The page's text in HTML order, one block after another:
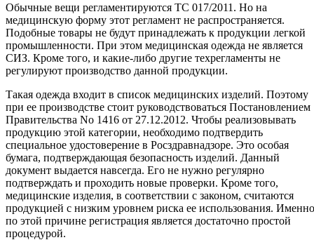
Обычные вещи регламентируются ТС 017/2011. Но на
медицинскую форму этот регламент не распространяется.
Подобные товары не будут принадлежать к продукции легкой
промышленности. При этом медицинская одежда не является
СИЗ. Кроме того, и какие-либо другие техрегламенты не
регулируют производство данной продукции.
Такая одежда входит в список медицинских изделий. Поэтому
при ее производстве стоит руководствоваться Постановлением
Правительства No 1416 от 27.12.2012. Чтобы реализовывать
продукцию этой категории, необходимо подтвердить
специальное удостоверение в Росздравнадзоре. Это особая
бумага, подтверждающая безопасность изделий. Данный
документ выдается навсегда. Его не нужно регулярно
подтверждать и проходить новые проверки. Кроме того,
медицинские изделия, в соответствии с законом, считаются
продукцией с низким уровнем риска ее использования. Именно
по этой причине регистрация является достаточно простой
процедурой.